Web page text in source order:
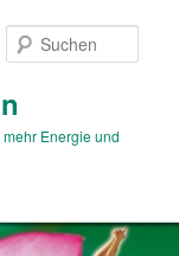
Energie und